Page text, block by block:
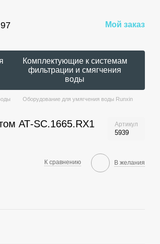
Мой заказ
Комплектующие к системам
фильтрации и смягчения
воды
Оборудование для умягчения воды Runxin
АТ-SC.1665.RX1 Артикул
5939
К сравнению В желания